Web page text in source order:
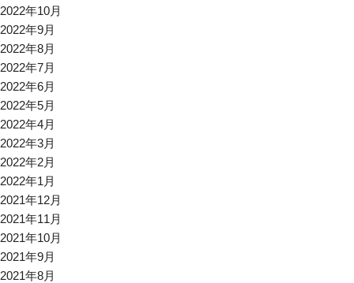
2022年10月
2022年9月
2022年8月
2022年7月
2022年6月
2022年5月
2022年4月
2022年3月
2022年2月
2022年1月
2021年12月
2021年11月
2021年10月
2021年9月
2021年8月